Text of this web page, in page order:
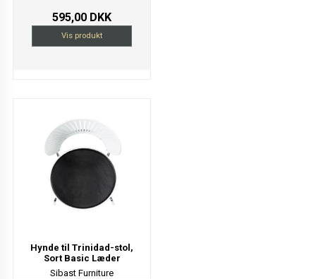
595,00 DKK
Vis produkt
Hynde til Trinidad-stol,
Sort Basic Læder
Sibast Furniture